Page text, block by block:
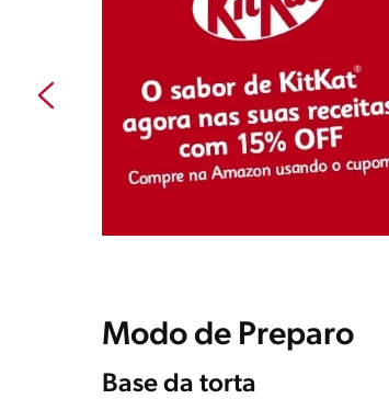
Modo de Preparo
Base da torta